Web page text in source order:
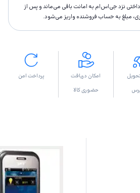
نزد جی‌اس‌ام به امانت باقى مى‌ماند و پس از
مبلغ به حساب فروشنده واريز مى‌شود.
امکان دریافت
حضوری کالا
پرداخت امن